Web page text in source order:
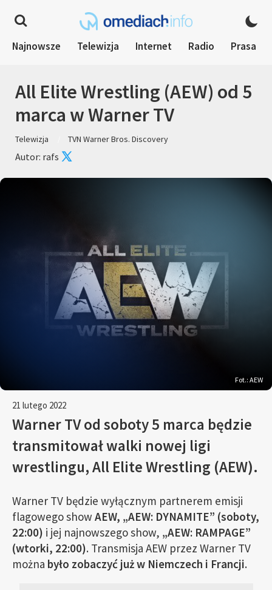
Najnowsze Telewizja Internet Radio Prasa
All Elite Wrestling (AEW) od 5
marca w Warner TV
Telewizja TVN Warner Bros. Discovery
Autor: rafs
Fot.: AEW
21 lutego 2022
Warner TV od soboty 5 marca będzie
transmitował walki nowej ligi
wrestlingu, All Elite Wrestling (AEW).
Warner TV będzie wyłącznym partnerem emisji
flagowego show AEW, „AEW: DYNAMITE” (soboty,
22:00) i jej najnowszego show, „AEW: RAMPAGE”
(wtorki, 22:00). Transmisja AEW przez Warner TV
można było zobaczyć już w Niemczech i Francji.